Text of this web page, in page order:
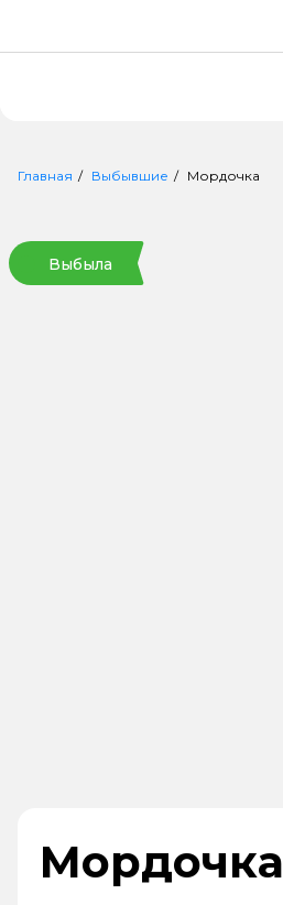
Главная Выбывшие Мордочка
Выбыла
Мордочка